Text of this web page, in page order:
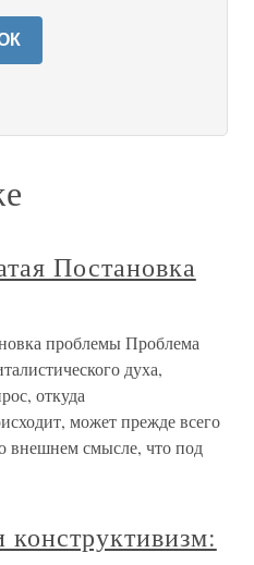
Постановка
проблемы Проблема
духа,
откуда
может прежде всего
внешнем смысле, что под